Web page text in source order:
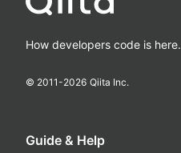
How developers code is here.
© 2011-2026 Qiita Inc.
Guide & Help